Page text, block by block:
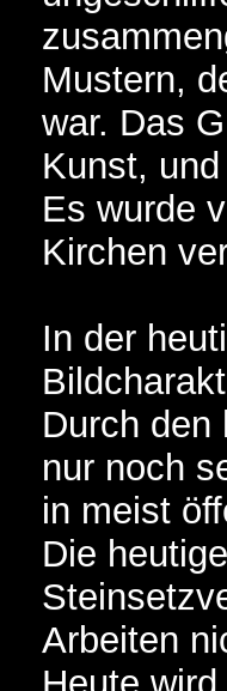
Mustern,
war. Das
Kunst,
Es wurde
Kirchen
In der
Durch den
nur noch
in meist
Die
Arbeiten